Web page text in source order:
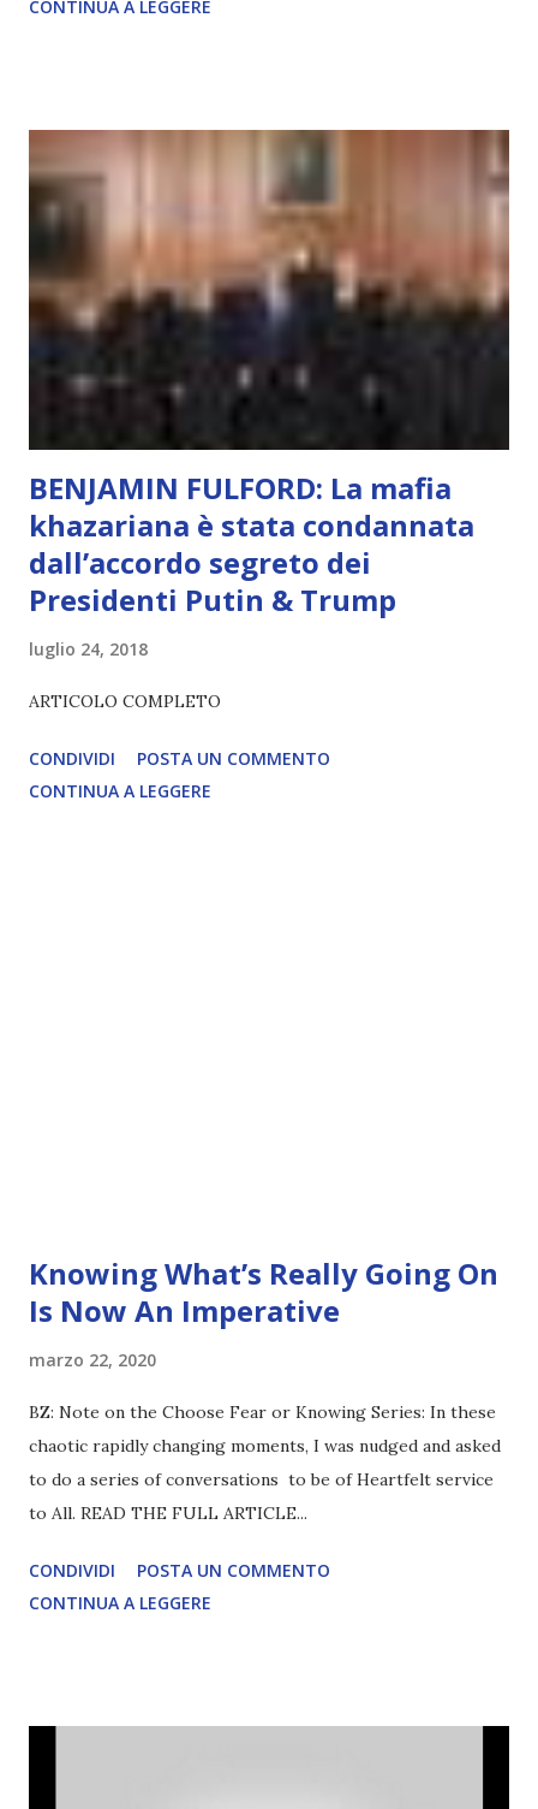
autentico, non ha connessione con l’Uno. Coscienza è la
che permette di scegliere per amore anche quando non è la
scelta più efficiente. È ciò che ci collega all’Uno Infinito.
L’intelligenza può simulare comportamenti coscienti, ma
non può essere Coscienza. Può copiare, ma non può vivere
l’esperienza. Come diventerà ovvio Man mano che l’IA
diventerà sempre più avanzata (soprattutto tra il 2027 e il
2035), emergeranno situazioni che renderanno la differenza
lampante: L’IA sarà in gr...
CONTINUA A LEGGERE
BENJAMIN FULFORD: La mafia
khazariana è stata condannata
dall’accordo segreto dei
Presidenti Putin & Trump
luglio 24, 2018
ARTICOLO COMPLETO
CONDIVIDI
POSTA UN COMMENTO
CONTINUA A LEGGERE
Knowing What’s Really Going On
Is Now An Imperative
marzo 22, 2020
BZ: Note on the Choose Fear or Knowing Series: In these
chaotic rapidly changing moments, I was nudged and asked
to do a series of conversations to be of Heartfelt service
to All. READ THE FULL ARTICLE...
CONDIVIDI
POSTA UN COMMENTO
CONTINUA A LEGGERE